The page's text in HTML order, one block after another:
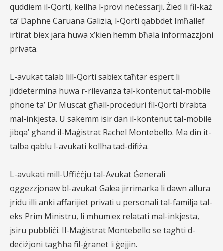
quddiem il-Qorti, kellha l-provi neċessarji. Żied li fil-każ
ta’ Daphne Caruana Galizia, l-Qorti qabbdet Imħallef
irtirat biex jara huwa x’kien hemm bħala informazzjoni
privata.
L-avukat talab lill-Qorti sabiex taħtar espert li
jiddetermina huwa r-rilevanza tal-kontenut tal-mobile
phone ta’ Dr Muscat għall-proċeduri fil-Qorti b’rabta
mal-inkjesta. U sakemm isir dan il-kontenut tal-mobile
jibqa’ għand il-Maġistrat Rachel Montebello. Ma din it-
talba qablu l-avukati kollha tad-difiża.
L-avukati mill-Uffiċċju tal-Avukat Ġenerali
oggezzjonaw bl-avukat Galea jirrimarka li dawn allura
jridu illi anki affarijiet privati u personali tal-familja tal-
eks Prim Ministru, li mhumiex relatati mal-inkjesta,
jsiru pubbliċi. Il-Maġistrat Montebello se tagħti d-
deċiżjoni tagħha fil-ġranet li ġejjin.